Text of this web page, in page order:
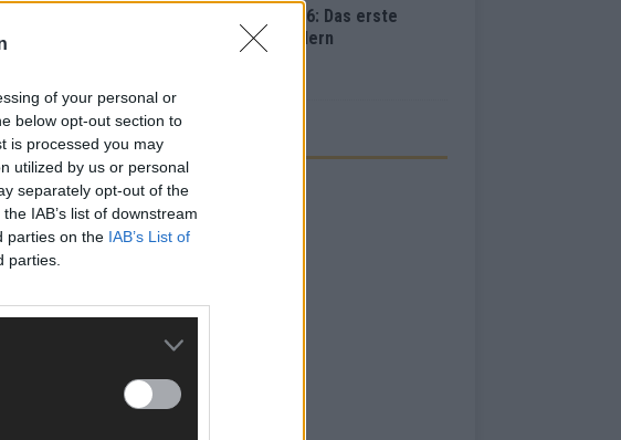
of your personal or
below opt-out section to
is processed you may
utilized by us or personal
separately opt-out of the
IAB’s list of downstream
parties on the IAB’s List of
parties.
Eurovision Song Contest 2026: Das erste
Halbfinale – der Abend in Bildern
AD